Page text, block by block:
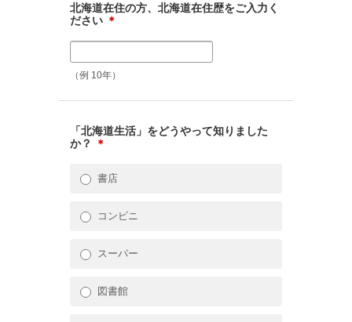
北海道在住の方、北海道在住歴をご入力く
ださい ＊
（例 10年）
「北海道生活」をどうやって知りました
か？
＊
書店
コンビニ
スーパー
図書館